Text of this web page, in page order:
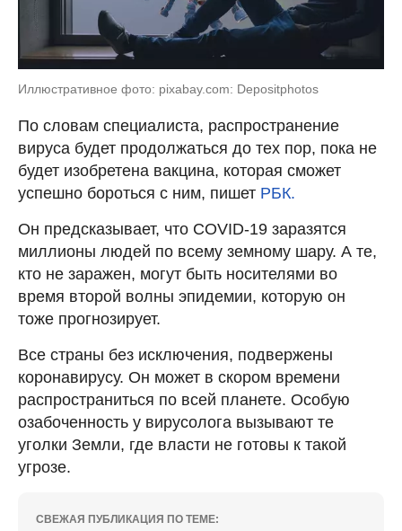
Иллюстративное фото: pixabay.com: Depositphotos
По словам специалиста, распространение
вируса будет продолжаться до тех пор, пока не
будет изобретена вакцина, которая сможет
успешно бороться с ним, пишет РБК.
Он предсказывает, что COVID-19 заразятся
миллионы людей по всему земному шару. А те,
кто не заражен, могут быть носителями во
время второй волны эпидемии, которую он
тоже прогнозирует.
Все страны без исключения, подвержены
коронавирусу. Он может в скором времени
распространиться по всей планете. Особую
озабоченность у вирусолога вызывают те
уголки Земли, где власти не готовы к такой
угрозе.
СВЕЖАЯ ПУБЛИКАЦИЯ ПО ТЕМЕ: